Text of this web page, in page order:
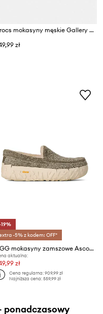
Crocs mokasyny męskie Gallery Shoe Tech
zł
-5% z kodem: OFF*
UGG mokasyny zamszowe Ascot Wrap Tech
aktualna:
zł
Cena regularna:909,99 zł
Najniższa cena:559,99 zł
ponadczasowy